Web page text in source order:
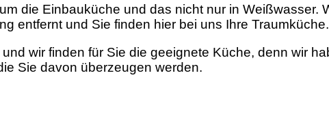
die Einbauküche und das nicht nur in Weißwasser.
entfernt und Sie finden hier bei uns Ihre Traumküche.
wir finden für Sie die geeignete Küche, denn wir
Sie davon überzeugen werden.